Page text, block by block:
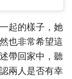
起的樣子，她
也非常希望這
帶回家中，聽
兩人是否有幸